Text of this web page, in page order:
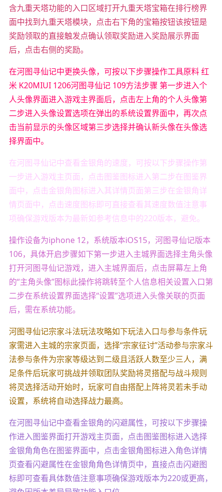
含九重天塔功能的入口区域打开九重天塔宝箱在排行榜界
面中找到九重天塔模块，点击右下角的宝箱按钮该按钮是
奖励领取的直接触发点确认领取奖励进入奖励展示界面
后，点击右侧的奖励。
在河图寻仙记中更换头像，可按以下步骤操作工具原料 红
米 K20MIUI 1206河图寻仙记 109方法步骤 第一步进入个
人头像界面进入游戏主界面后，点击左上角的个人头像第
二步进入头像设置选项在弹出的系统设置界面中，再次点
击当前显示的头像区域第三步选择并确认新头像在头像选
择界面中。
在河图寻仙记中查看金银角的速度，可按以下步骤操作第
一步进入游戏主页面，点击图鉴图标进入第二步在图鉴界
面中，点击金银角图标进入其详情页面第三步在金银角详
情页面中，点击速度图标即可直接查看其速度数值注意事
项确保游戏版本为最新如参考信息中的220版本，避免。
操作设备为iphone 12，系统版本iOS15，河图寻仙记版本
106，具体开启步骤如下第一步进入主城界面选择主角头像
打开河图寻仙记游戏，进入主城界面后，点击屏幕左上角
的“主角头像”图标此操作将跳转至个人信息相关设置入口第
二步在系统设置界面选择“设置”选项进入头像关联的页面
后，需在系统功能。
河图寻仙记宗家斗法玩法攻略如下玩法入口与参与条件玩
家需进入主城的宗家页面，选择“宗家征讨”活动参与宗家斗
法参与条件为宗家等级达到二级且活跃人数至少三人，满
足条件后玩家可挑战并领取团队奖励将灵搭配与战斗规则
将灵选择活动开始时，玩家可自由搭配上阵将灵若未手动
设置，系统将自动选择战力最高。
在河图寻仙记中查看金银角的闪避属性，可按以下步骤操
作进入图鉴界面打开游戏主页面，点击图鉴图标进入选择
金银角角色在图鉴界面中，点击金银角图标进入角色详情
页查看闪避属性在金银角角色详情页中，直接点击闪避图
标即可查看具体数值注意事项确保游戏版本为220或更高，